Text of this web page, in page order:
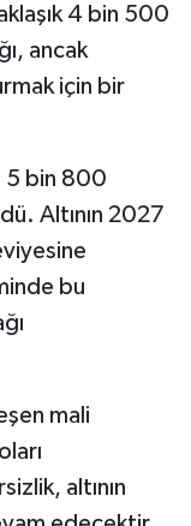
4 bin 500
ancak
için bir
5 bin 800
Altının 2027
bu
mali
altının